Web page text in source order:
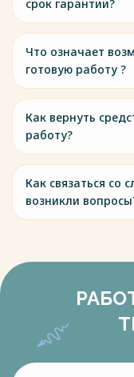
срок гарантии?
Что означает
готовую работу ?
Как вернуть
работу?
Как связаться со
возникли